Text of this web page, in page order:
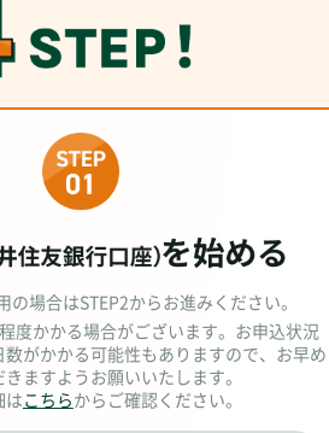
場合はSTEP2からお進みください。
度かかる場合がございます。お申込状況
がかかる可能性もありますので、お早め
ますようお願いいたします。
はこちらからご確認ください。